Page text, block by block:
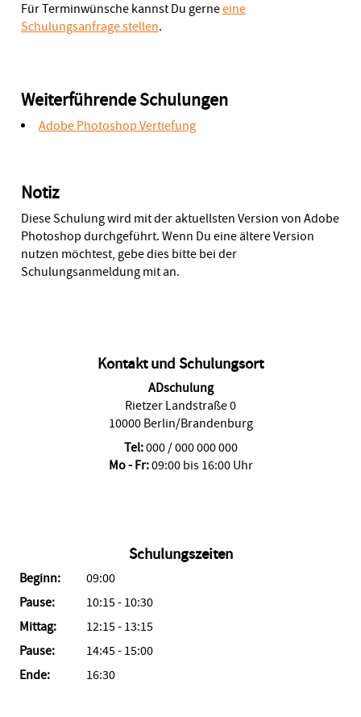
Für Terminwünsche kannst Du gerneeine
Schulungsanfrage stellen.
Weiterführende Schulungen
Adobe Photoshop Vertiefung
Notiz
Diese Schulung wird mit der aktuellsten Version von Adobe
Photoshop durchgeführt. Wenn Du eine ältere Version
nutzen möchtest, gebe dies bitte bei der
Schulungsanmeldung mit an.
Kontakt und Schulungsort
ADschulung
Rietzer Landstraße 0
10000 Berlin/Brandenburg
Tel:000 / 000 000 000
Mo - Fr:09:00 bis 16:00 Uhr
Schulungszeiten
Beginn:
09:00
Pause:
10:15 - 10:30
Mittag:
12:15 - 13:15
Pause:
14:45 - 15:00
Ende:
16:30